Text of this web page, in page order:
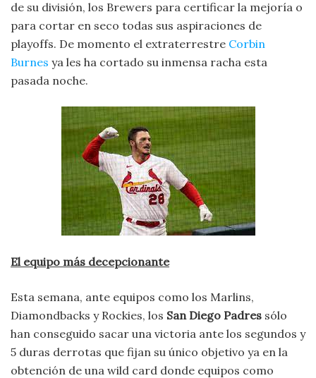
de su división, los Brewers para certificar la mejoría o
para cortar en seco todas sus aspiraciones de
playoffs. De momento el extraterrestre Corbin
Burnes ya les ha cortado su inmensa racha esta
pasada noche.
El equipo más decepcionante
Esta semana, ante equipos como los Marlins,
Diamondbacks y Rockies, los San Diego Padres sólo
han conseguido sacar una victoria ante los segundos y
5 duras derrotas que fijan su único objetivo ya en la
obtención de una wild card donde equipos como